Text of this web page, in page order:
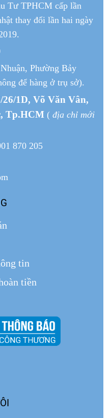
Tư TPHCM cấp lần
thay đổi lần hai ngày
Phường Bảy
để hàng ở trụ sở).
1D, Võ Văn Vân,
Tp.HCM ( địa chỉ mới
870 205
tin
tiền